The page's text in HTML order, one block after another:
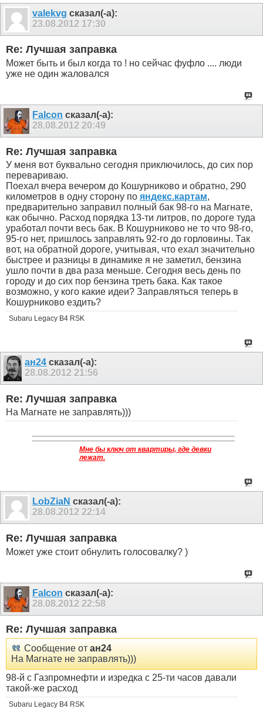
valekvg сказал(-а):
23.08.2012 17:30
Re: Лучшая заправка
Может быть и был когда то ! но сейчас фуфло .... люди
уже не один жаловался
Falcon сказал(-а):
28.08.2012 20:49
Re: Лучшая заправка
У меня вот буквально сегодня приключилось, до сих пор
перевариваю.
Поехал вчера вечером до Кошурниково и обратно, 290
километров в одну сторону по яндекс.картам,
предварительно заправил полный бак 98-го на Магнате,
как обычно. Расход порядка 13-ти литров, по дороге туда
уработал почти весь бак. В Кошурниково не то что 98-го,
95-го нет, пришлось заправлять 92-го до горловины. Так
вот, на обратной дороге, учитывая, что ехал значительно
быстрее и разницы в динамике я не заметил, бензина
ушло почти в два раза меньше. Сегодня весь день по
городу и до сих пор бензина треть бака. Как такое
возможно, у кого какие идеи? Заправляться теперь в
Кошурниково ездить?
Subaru Legacy B4 RSK
ан24 сказал(-а):
28.08.201221:56
Re: Лучшая заправка
На Магнате не заправлять)))
Мне бы ключ от квартиры, где девки
лежат.
LobZiaN сказал(-а):
28.08.2012 22:14
Re: Лучшая заправка
Может уже стоит обнулить голосовалку? )
Falcon сказал(-а):
28.08.2012 22:58
Re: Лучшая заправка
Сообщение от ан24
На Магнате не заправлять)))
98-й с Газпромнефти и изредка с 25-ти часов давали
такой-же расход
Subaru Legacy B4 RSK